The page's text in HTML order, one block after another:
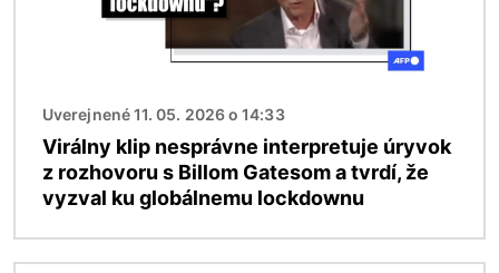
Uverejnené 11. 05. 2026 o 14:33
Virálny klip nesprávne interpretuje úryvok
z rozhovoru s Billom Gatesom a tvrdí, že
vyzval ku globálnemu lockdownu